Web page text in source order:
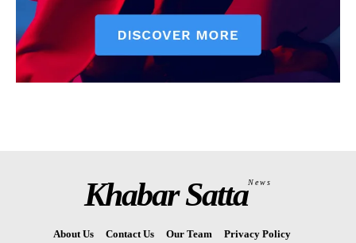
Khabar SattaNews
About Us Contact Us Our Team
Privacy Policy